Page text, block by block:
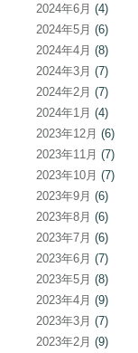
2024年6月 (4)
2024年5月 (6)
2024年4月 (8)
2024年3月 (7)
2024年2月 (7)
2024年1月 (4)
2023年12月 (6)
2023年11月 (7)
2023年10月 (7)
2023年9月 (6)
2023年8月 (6)
2023年7月 (6)
2023年6月 (7)
2023年5月 (8)
2023年4月 (9)
2023年3月 (7)
2023年2月 (9)